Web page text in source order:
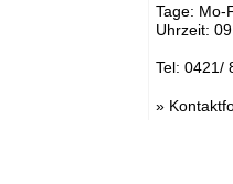
Tage: Mo-
Uhrzeit:
Tel: 0421/
»